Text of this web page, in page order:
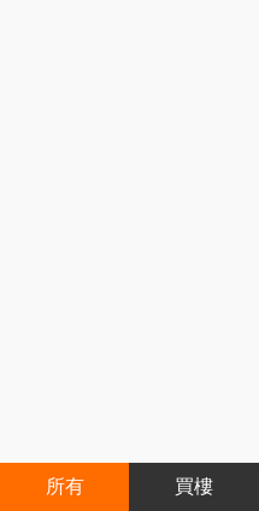
所有 買樓